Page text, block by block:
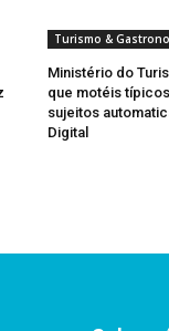
Turismo &
Ministério do
que motéis
sujeitos
Digital